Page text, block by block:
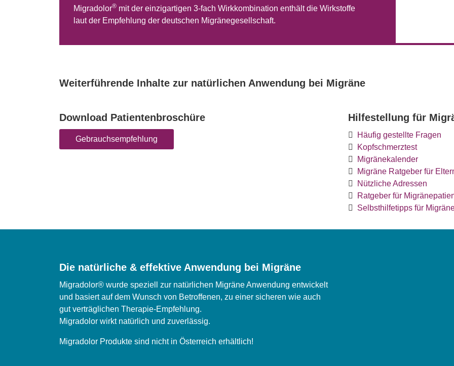
Migradolor® mit der einzigartigen 3-fach Wirkkombination enthält die Wirkstoffe
laut der Empfehlung der deutschen Migränegesellschaft.
Weiterführende Inhalte zur natürlichen Anwendung bei Migräne
Download Patientenbroschüre
Gebrauchsempfehlung
Hilfestellung für
Häufig gestellte Fragen
Kopfschmerztest
Migränekalender
Migräne Ratgeber für
Nützliche Adressen
Ratgeber für
Selbsthilfetipps für
Die natürliche & effektive Anwendung bei Migräne
Migradolor® wurde speziell zur natürlichen Migräne Anwendung entwickelt
und basiert auf dem Wunsch von Betroffenen, zu einer sicheren wie auch
gut verträglichen Therapie-Empfehlung.
Migradolor wirkt natürlich und zuverlässig.
Migradolor Produkte sind nicht in Österreich erhältlich!